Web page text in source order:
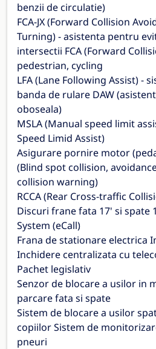
benzii de circulatie)
FCA-JX (Forward Collision
Turning) - asistenta pentru
intersectii FCA (Forward
pedestrian, cycling
LFA (Lane Following Assist) -
banda de rulare DAW
oboseala)
MSLA (Manual speed limit
Speed Limid Assist)
Asigurare pornire motor
(Blind spot collision,
collision warning)
RCCA (Rear Cross-traffic
Discuri frane fata 17' si spate
System (eCall)
Frana de stationare electrica
Inchidere centralizata cu
Pachet legislativ
Senzor de blocare a usilor in
parcare fata si spate
Sistem de blocare a usilor
copiilor Sistem de
pneuri